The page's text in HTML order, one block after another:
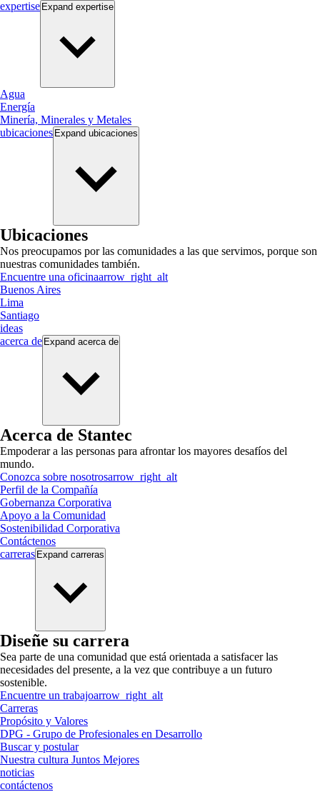
expertise Expand expertise
Agua
Energía
Minería, Minerales y Metales
ubicaciones Expand ubicaciones
Ubicaciones
Nos preocupamos por las comunidades a las que servimos, porque son
nuestras comunidades también.
Encuentre una oficinaarrow_right_alt
Buenos Aires
Lima
Santiago
ideas
acerca de Expand acerca de
Acerca de Stantec
Empoderar a las personas para afrontar los mayores desafíos del
mundo.
Conozca sobre nosotrosarrow_right_alt
Perfil de la Compañía
Gobernanza Corporativa
Apoyo a la Comunidad
Sostenibilidad Corporativa
Contáctenos
carreras Expand carreras
Diseñe su carrera
Sea parte de una comunidad que está orientada a satisfacer las
necesidades del presente, a la vez que contribuye a un futuro
sostenible.
Encuentre un trabajoarrow_right_alt
Carreras
Propósito y Valores
DPG - Grupo de Profesionales en Desarrollo
Buscar y postular
Nuestra cultura Juntos Mejores
noticias
contáctenos